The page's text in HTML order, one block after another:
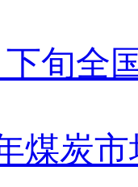
旬全
煤炭